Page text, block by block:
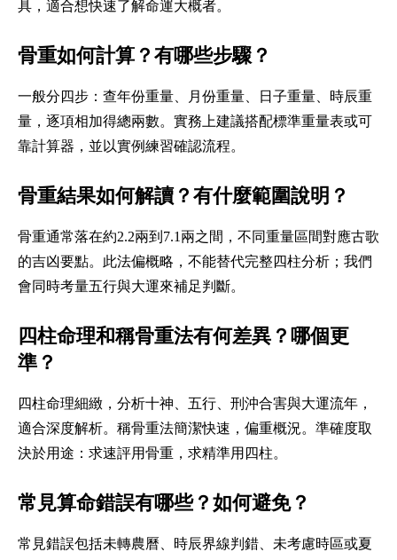
具，適合想快速了解命運大概者。
骨重如何計算？有哪些步驟？
一般分四步：查年份重量、月份重量、日子重量、時辰重
量，逐項相加得總兩數。實務上建議搭配標準重量表或可
靠計算器，並以實例練習確認流程。
骨重結果如何解讀？有什麼範圍說明？
骨重通常落在約2.2兩到7.1兩之間，不同重量區間對應古歌
的吉凶要點。此法偏概略，不能替代完整四柱分析；我們
會同時考量五行與大運來補足判斷。
四柱命理和稱骨重法有何差異？哪個更
準？
四柱命理細緻，分析十神、五行、刑沖合害與大運流年，
適合深度解析。稱骨重法簡潔快速，偏重概況。準確度取
決於用途：求速評用骨重，求精準用四柱。
常見算命錯誤有哪些？如何避免？
常見錯誤包括未轉農曆、時辰界線判錯、未考慮時區或夏